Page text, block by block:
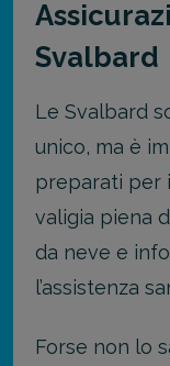
Svalbard
Le Svalbard
unico, ma è
preparati per
valigia piena
da neve e
l’assistenza
Forse non lo